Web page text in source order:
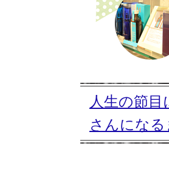
人生の節
さんになる